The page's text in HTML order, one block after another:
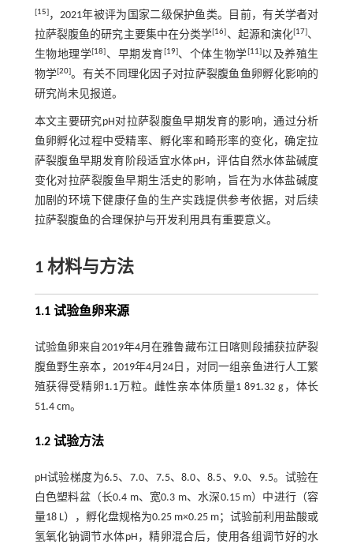
[15]，2021年被评为国家二级保护鱼类。目前，有关学者对
拉萨裂腹鱼的研究主要集中在分类学[16] 、起源和演化[17]、
生物地理学[18] 、早期发育 [19]、个体生物学[11]以及养殖生
物学[20]。有关不同理化因子对拉萨裂腹鱼鱼卵孵化影响的
研究尚未见报道。
本文主要研究pH对拉萨裂腹鱼早期发育的影响，通过分析
鱼卵孵化过程中受精率、孵化率和畸形率的变化，确定拉
萨裂腹鱼早期发育阶段适宜水体pH，评估自然水体盐碱度
变化对拉萨裂腹鱼早期生活史的影响，旨在为水体盐碱度
加剧的环境下健康仔鱼的生产实践提供参考依据，对后续
拉萨裂腹鱼的合理保护与开发利用具有重要意义。
1 材料与方法
1.1 试验鱼卵来源
试验鱼卵来自2019年4月在雅鲁藏布江日喀则段捕获拉萨裂
腹鱼野生亲本，2019年4月24日，对同一组亲鱼进行人工繁
殖获得受精卵1.1万粒。雌性亲本体质量1 891.32 g，体长
51.4 cm。
1.2 试验方法
pH试验梯度为6.5、7.0、7.5、8.0、8.5、9.0、9.5。试验在
白色塑料盆（长0.4 m、宽0.3 m、水深0.15 m）中进行（容
量18 L），孵化盘规格为0.25 m×0.25 m；试验前利用盐酸或
氢氧化钠调节水体pH，精卵混合后，使用各组调节好的水